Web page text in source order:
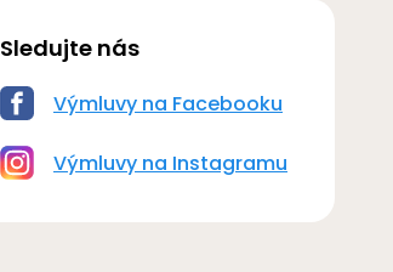
Sledujte nás
Výmluvy na Facebooku
Výmluvy na Instagramu